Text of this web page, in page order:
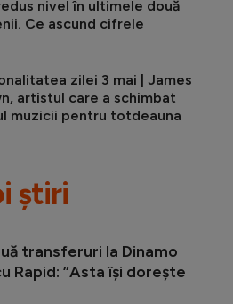
nivel în ultimele două
Ce ascund cifrele
zilei 3 mai | James
artistul care a schimbat
muzicii pentru totdeauna
știri
transferuri la Dinamo
Rapid: ”Asta își dorește